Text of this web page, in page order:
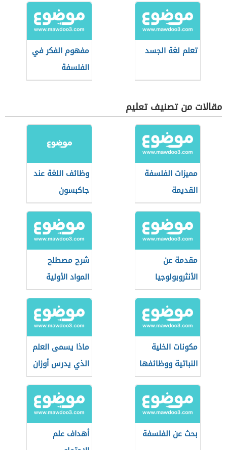
تعلم لغة الجسد
مفهوم الفكر في
الفلسفة
مقالات من تصنيف تعليم
مميزات الفلسفة
القديمة
وظائف اللغة عند
جاكبسون
مقدمة عن
الأنثروبولوجيا
شرح مصطلح
المواد الأولية
مكونات الخلية
النباتية ووظائفها
ماذا يسمى العلم
الذي يدرس أوزان
الشعر
بحث عن الفلسفة
أهداف علم